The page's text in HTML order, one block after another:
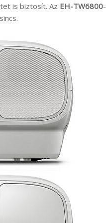
is biztosít. Az EH-TW6800-